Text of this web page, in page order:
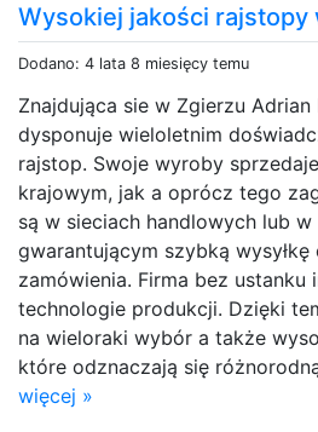
Wysokiej jakości rajstopy
Dodano: 4 lata 8 miesięcy temu
Znajdująca sie w Zgierzu Adrian
dysponuje wieloletnim
rajstop. Swoje wyroby
krajowym, jak a oprócz tego
są w sieciach handlowych lub
gwarantującym szybką
zamówienia. Firma bez ustanku
technologie produkcji. Dzięki
na wieloraki wybór a także
które odznaczają się
więcej »